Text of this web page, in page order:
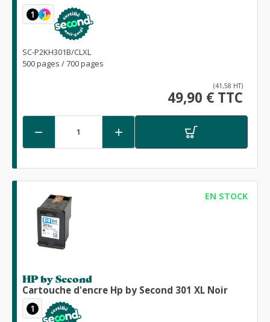
1 1
SC-P2KH301B/CLXL
500 pages / 700 pages
(41,58 HT)
49,90 € TTC
 
EN STOCK
HP by Second
Cartouche d'encre Hp by Second 301 XL Noir
1